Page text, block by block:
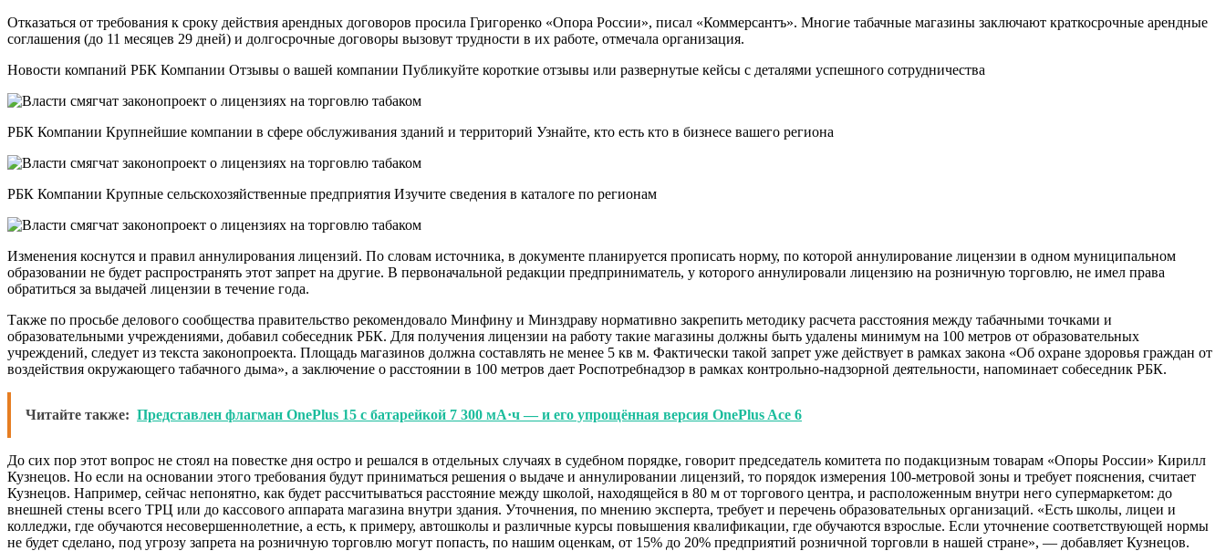
Отказаться от требования к сроку действия арендных договоров просила Григоренко «Опора России», писал «Коммерсантъ». Многие табачные магазины заключают краткосрочные арендные
соглашения (до 11 месяцев 29 дней) и долгосрочные договоры вызовут трудности в их работе, отмечала организация.
Новости компаний РБК Компании Отзывы о вашей компании Публикуйте короткие отзывы или развернутые кейсы с деталями успешного сотрудничества
РБК Компании Крупнейшие компании в сфере обслуживания зданий и территорий Узнайте, кто есть кто в бизнесе вашего региона
РБК Компании Крупные сельскохозяйственные предприятия Изучите сведения в каталоге по регионам
Изменения коснутся и правил аннулирования лицензий. По словам источника, в документе планируется прописать норму, по которой аннулирование лицензии в одном муниципальном
образовании не будет распространять этот запрет на другие. В первоначальной редакции предприниматель, у которого аннулировали лицензию на розничную торговлю, не имел права
обратиться за выдачей лицензии в течение года.
Также по просьбе делового сообщества правительство рекомендовало Минфину и Минздраву нормативно закрепить методику расчета расстояния между табачными точками и
образовательными учреждениями, добавил собеседник РБК. Для получения лицензии на работу такие магазины должны быть удалены минимум на 100 метров от образовательных
учреждений, следует из текста законопроекта. Площадь магазинов должна составлять не менее 5 кв м. Фактически такой запрет уже действует в рамках закона «Об охране здоровья граждан от
воздействия окружающего табачного дыма», а заключение о расстоянии в 100 метров дает Роспотребнадзор в рамках контрольно-надзорной деятельности, напоминает собеседник РБК.
Читайте также: Представлен флагман OnePlus 15 с батарейкой 7 300 мА·ч — и его упрощённая версия OnePlus Ace 6
До сих пор этот вопрос не стоял на повестке дня остро и решался в отдельных случаях в судебном порядке, говорит председатель комитета по подакцизным товарам «Опоры России» Кирилл
Кузнецов. Но если на основании этого требования будут приниматься решения о выдаче и аннулировании лицензий, то порядок измерения 100-метровой зоны и требует пояснения, считает
Кузнецов. Например, сейчас непонятно, как будет рассчитываться расстояние между школой, находящейся в 80 м от торгового центра, и расположенным внутри него супермаркетом: до
внешней стены всего ТРЦ или до кассового аппарата магазина внутри здания. Уточнения, по мнению эксперта, требует и перечень образовательных организаций. «Есть школы, лицеи и
колледжи, где обучаются несовершеннолетние, а есть, к примеру, автошколы и различные курсы повышения квалификации, где обучаются взрослые. Если уточнение соответствующей нормы
не будет сделано, под угрозу запрета на розничную торговлю могут попасть, по нашим оценкам, от 15% до 20% предприятий розничной торговли в нашей стране», — добавляет Кузнецов.